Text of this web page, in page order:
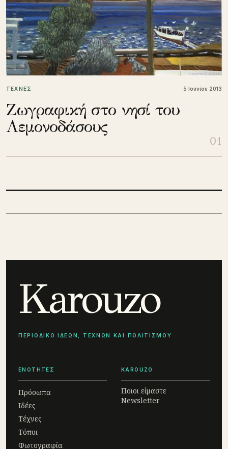
ΤΕΧΝΕΣ 5 Ιουνίου 2013
Ζωγραφική στο νησί του
Λεμονοδάσους
01
Karouzo
ΠΕΡΙΟΔΙΚΟ ΙΔΕΩΝ, ΤΕΧΝΩΝ ΚΑΙ ΠΟΛΙΤΙΣΜΟΥ
ΕΝΟΤΗΤΕΣ
Πρόσωπα
Ιδέες
Τέχνες
Τόποι
Φωτογραφία
KAROUZO
Ποιοι είμαστε
Newsletter